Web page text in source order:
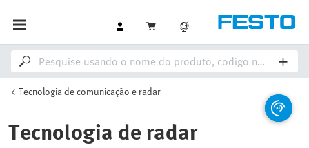
Tecnologia de comunicação e radar
Tecnologia de radar